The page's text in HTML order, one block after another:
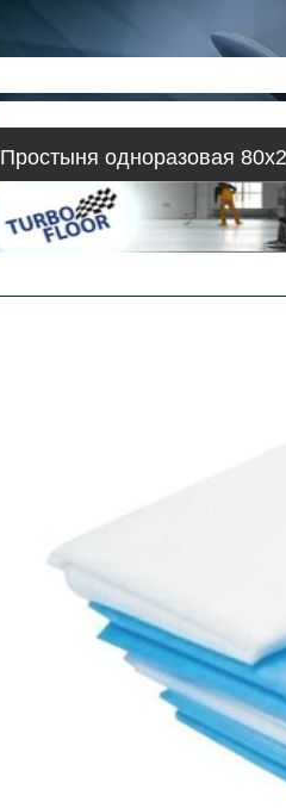
Простыня одноразовая